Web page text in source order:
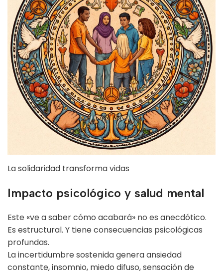
La solidaridad transforma vidas
Impacto psicológico y salud mental
Este «ve a saber cómo acabará» no es anecdótico.
Es estructural. Y tiene consecuencias psicológicas
profundas.
La incertidumbre sostenida genera ansiedad
constante, insomnio, miedo difuso, sensación de